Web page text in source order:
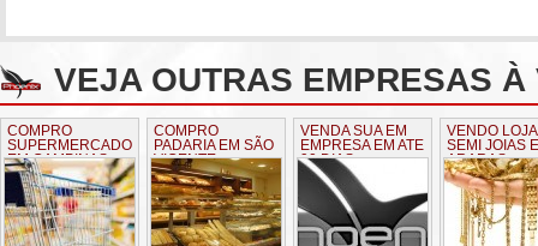
VEJA OUTRAS EMPRESAS
COMPRO
SUPERMERCADO
EM CAMPINAS
COMPRO
PADARIA EM SÃO
VICENTE
VENDA SUA EM
EMPRESA EM ATE
90 DIAS
VENDO
SEMI JOIAS
ARARAS